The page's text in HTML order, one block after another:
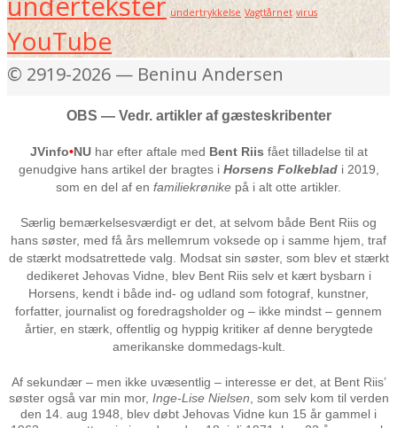
undertrykkelse Vagttårnet virus
YouTube
© 2919-2026 — Beninu Andersen
OBS — Vedr. artikler af gæsteskribenter
JVinfo•NUhar efter aftale med Bent Riis fået tilladelse til at
genudgive hans artikel der bragtes i Horsens Folkeblad i 2019,
som en del af en familiekrønike på i alt otte artikler.
Særlig bemærkelsesværdigt er det, at selvom både Bent Riis og
hans søster, med få års mellemrum voksede op i samme hjem, traf
de stærkt modsatrettede valg. Modsat sin søster, som blev et stærkt
dedikeret Jehovas Vidne, blev Bent Riis selv et kært bysbarn i
Horsens, kendt i både ind- og udland som fotograf, kunstner,
forfatter, journalist og foredragsholder og – ikke mindst – gennem
årtier, en stærk, offentlig og hyppig kritiker af denne berygtede
amerikanske dommedags-kult.
Af sekundær – men ikke uvæsentlig – interesse er det, at Bent Riis’
søster også var min mor, Inge-Lise Nielsen , som selv kom til verden
den 14. aug 1948, blev døbt Jehovas Vidne kun 15 år gammel i